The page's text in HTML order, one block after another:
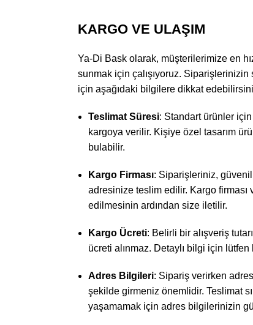
KARGO VE ULAŞIM
Ya-Di Bask olarak, müşterilerimize en
sunmak için çalışıyoruz.
için aşağıdaki bilgilere dikkat
Teslimat Süresi: Standart ürünler
kargoya verilir. Kişiye özel tasarım
bulabilir.
Kargo Firması: Siparişleriniz,
adresinize teslim edilir. Kargo
edilmesinin ardından size iletilir.
Kargo Ücreti: Belirli bir alışveriş
ücreti alınmaz. Detaylı bilgi için
Adres Bilgileri: Sipariş verirken
şekilde girmeniz önemlidir. Teslimat
yaşamamak için adres bilgilerinizin